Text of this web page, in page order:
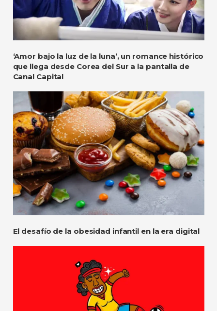
‘Amor bajo la luz de la luna’, un romance histórico
que llega desde Corea del Sur a la pantalla de
Canal Capital
El desafío de la obesidad infantil en la era digital